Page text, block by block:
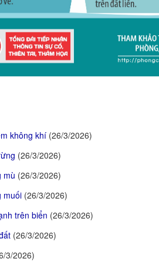
không khí (26/3/2026)
(26/3/2026)
mù (26/3/2026)
muối (26/3/2026)
trên biển (26/3/2026)
(26/3/2026)
3/2026)